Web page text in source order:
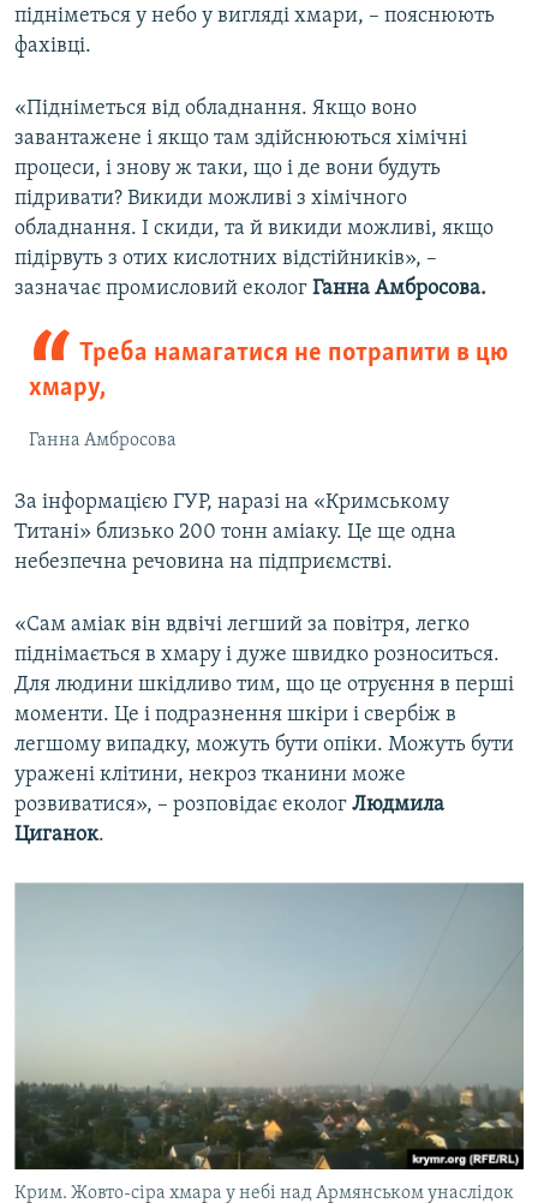
підніметься у небо у вигляді хмари, – пояснюють
фахівці.
«Підніметься від обладнання. Якщо воно
завантажене і якщо там здійснюються хімічні
процеси, і знову ж таки, що і де вони будуть
підривати? Викиди можливі з хімічного
обладнання. І скиди, та й викиди можливі, якщо
підірвуть з отих кислотних відстійників», –
зазначає промисловий еколог Ганна Амбросова.
Треба намагатися не потрапити в цю
хмару,
Ганна Амбросова
За інформацією ГУР, наразі на «Кримському
Титані» близько 200 тонн аміаку. Це ще одна
небезпечна речовина на підприємстві.
«Сам аміак він вдвічі легший за повітря, легко
піднімається в хмару і дуже швидко розноситься.
Для людини шкідливо тим, що це отруєння в перші
моменти. Це і подразнення шкіри і свербіж в
легшому випадку, можуть бути опіки. Можуть бути
уражені клітини, некроз тканини може
розвиватися», – розповідає еколог Людмила
Циганок.
Крим. Жовто-сіра хмара у небі над Армянськом унаслідок